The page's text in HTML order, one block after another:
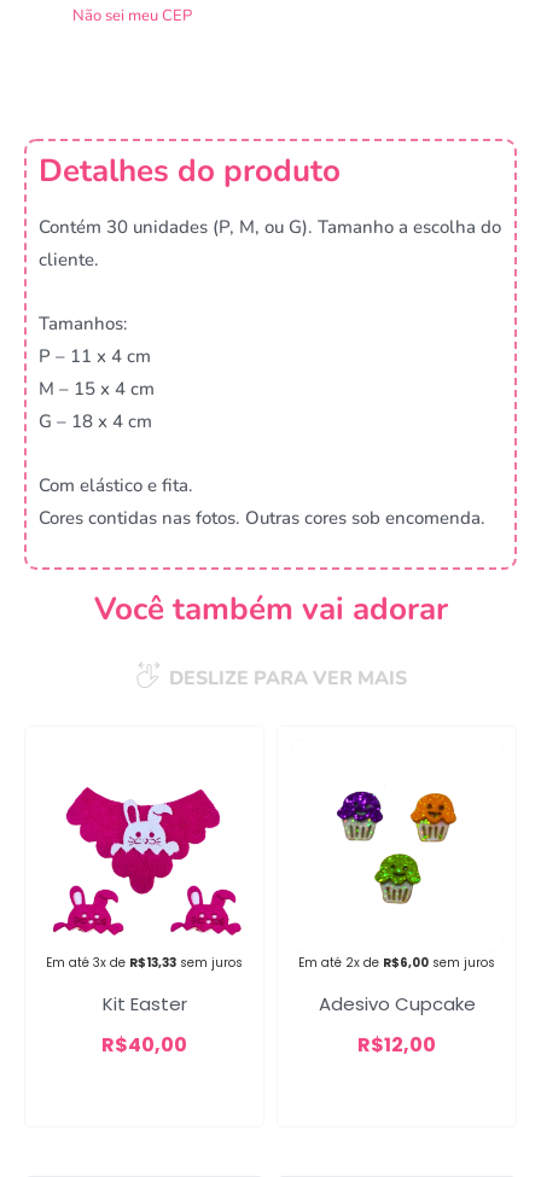
Não sei meu CEP
Detalhes do produto
Contém 30 unidades (P, M, ou G). Tamanho a escolha do
cliente.
Tamanhos:
P – 11 x 4 cm
M – 15 x 4 cm
G – 18 x 4 cm
Com elástico e fita.
Cores contidas nas fotos. Outras cores sob encomenda.
Você também vai adorar
DESLIZE PARA VER MAIS
Em até 3x de R$13,33 sem juros
Kit Easter
R$40,00
Em até 2x de R$6,00 sem juros
Adesivo Cupcake
R$12,00
sucesso!